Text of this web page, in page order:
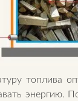
топлива
энергию.